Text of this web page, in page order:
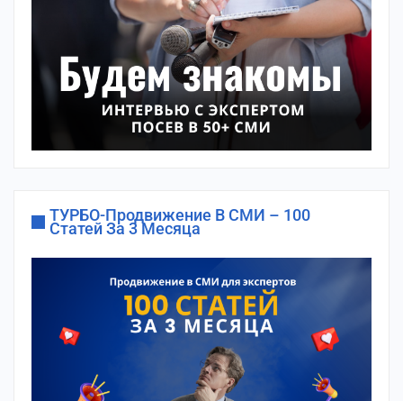
ТУРБО-Продвижение В СМИ – 100
Статей За 3 Месяца